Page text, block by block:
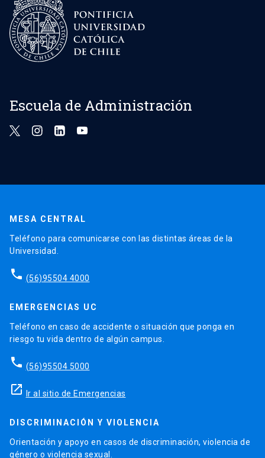
Escuela de Administración
MESA CENTRAL
Teléfono para comunicarse con las distintas áreas de la
Universidad.
phone (56)95504 4000
EMERGENCIAS UC
Teléfono en caso de accidente o situación que ponga en
riesgo tu vida dentro de algún campus.
phone (56)95504 5000
launch Ir al sitio de Emergencias
DISCRIMINACIÓN Y VIOLENCIA
Orientación y apoyo en casos de discriminación, violencia de
género o violencia sexual.